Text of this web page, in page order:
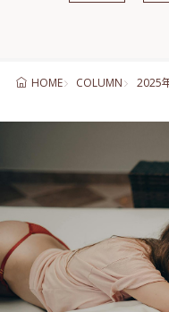
HOME COLUMN 2025